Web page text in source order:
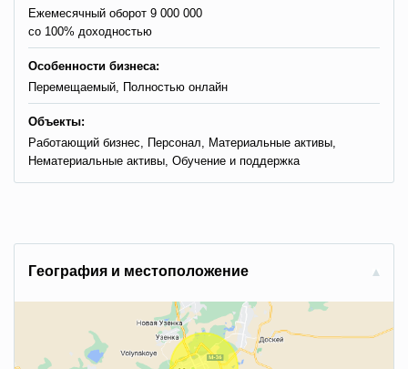
Ежемесячный оборот 9 000 000
со 100% доходностью
Особенности бизнеса:
Перемещаемый, Полностью онлайн
Объекты:
Работающий бизнес, Персонал, Материальные активы,
Нематериальные активы, Обучение и поддержка
Гeoгpaфия и мecтoпoлoжeниe